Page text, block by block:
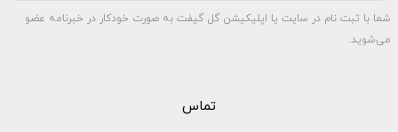
شما با ثبت نام در سایت یا اپلیکیشن گل گیفت به صورت خودکار در خبرنامه عضو
می‌شوید.
تماس